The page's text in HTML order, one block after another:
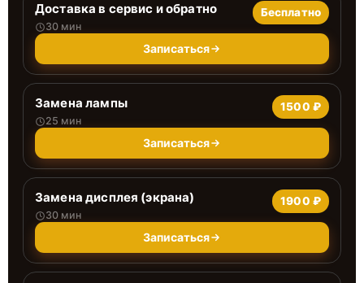
Доставка в сервис и обратно
30 мин
Бесплатно
Записаться
Замена лампы
25 мин
1500 ₽
Записаться
Замена дисплея (экрана)
30 мин
1900 ₽
Записаться